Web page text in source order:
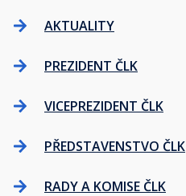
AKTUALITY
PREZIDENT ČLK
VICEPREZIDENT ČLK
PŘEDSTAVENSTVO ČLK
RADY A KOMISE ČLK